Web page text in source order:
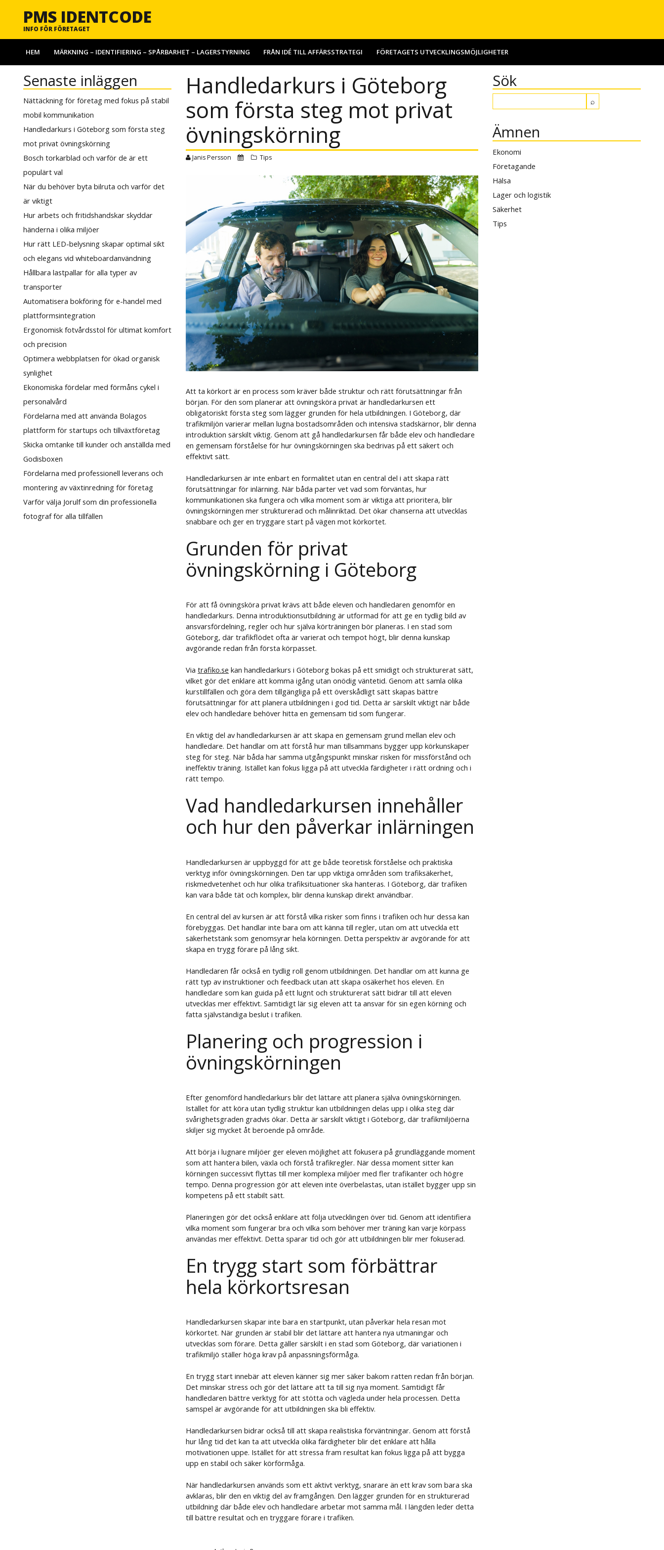
HEM MÄRKNING – IDENTIFIERING – SPÅRBARHET – LAGERSTYRNING FRÅN IDÉ TILL AFFÄRSSTRATEGI FÖRETAGETS UTVECKLINGSMÖJLIGHETER
PMS IDENTCODE
INFO FÖR FÖRETAGET
Senaste inläggen
Nättäckning för företag med fokus på stabil
mobil kommunikation
Handledarkurs i Göteborg som första steg
mot privat övningskörning
Bosch torkarblad och varför de är ett
populärt val
När du behöver byta bilruta och varför det
är viktigt
Hur arbets och fritidshandskar skyddar
händerna i olika miljöer
Hur rätt LED-belysning skapar optimal sikt
och elegans vid whiteboardanvändning
Hållbara lastpallar för alla typer av
transporter
Automatisera bokföring för e-handel med
plattformsintegration
Ergonomisk fotvårdsstol för ultimat komfort
och precision
Optimera webbplatsen för ökad organisk
synlighet
Ekonomiska fördelar med förmåns cykel i
personalvård
Fördelarna med att använda Bolagos
plattform för startups och tillväxtföretag
Skicka omtanke till kunder och anställda med
Godisboxen
Fördelarna med professionell leverans och
montering av växtinredning för företag
Varför välja Jorulf som din professionella
fotograf för alla tillfällen
Handledarkurs i Göteborg
som första steg mot privat
övningskörning
Janis Persson Tips
Att ta körkort är en process som kräver både struktur och rätt förutsättningar från
början. För den som planerar att övningsköra privat är handledarkursen ett
obligatoriskt första steg som lägger grunden för hela utbildningen. I Göteborg, där
trafikmiljön varierar mellan lugna bostadsområden och intensiva stadskärnor, blir denna
introduktion särskilt viktig. Genom att gå handledarkursen får både elev och handledare
en gemensam förståelse för hur övningskörningen ska bedrivas på ett säkert och
effektivt sätt.
Handledarkursen är inte enbart en formalitet utan en central del i att skapa rätt
förutsättningar för inlärning. När båda parter vet vad som förväntas, hur
kommunikationen ska fungera och vilka moment som är viktiga att prioritera, blir
övningskörningen mer strukturerad och målinriktad. Det ökar chanserna att utvecklas
snabbare och ger en tryggare start på vägen mot körkortet.
Grunden för privat
övningskörning i Göteborg
För att få övningsköra privat krävs att både eleven och handledaren genomför en
handledarkurs. Denna introduktionsutbildning är utformad för att ge en tydlig bild av
ansvarsfördelning, regler och hur själva körträningen bör planeras. I en stad som
Göteborg, där trafikflödet ofta är varierat och tempot högt, blir denna kunskap
avgörande redan från första körpasset.
Via trafiko.se kan handledarkurs i Göteborg bokas på ett smidigt och strukturerat sätt,
vilket gör det enklare att komma igång utan onödig väntetid. Genom att samla olika
kurstillfällen och göra dem tillgängliga på ett överskådligt sätt skapas bättre
förutsättningar för att planera utbildningen i god tid. Detta är särskilt viktigt när både
elev och handledare behöver hitta en gemensam tid som fungerar.
En viktig del av handledarkursen är att skapa en gemensam grund mellan elev och
handledare. Det handlar om att förstå hur man tillsammans bygger upp körkunskaper
steg för steg. När båda har samma utgångspunkt minskar risken för missförstånd och
ineffektiv träning. Istället kan fokus ligga på att utveckla färdigheter i rätt ordning och i
rätt tempo.
Vad handledarkursen innehåller
och hur den påverkar inlärningen
Handledarkursen är uppbyggd för att ge både teoretisk förståelse och praktiska
verktyg inför övningskörningen. Den tar upp viktiga områden som trafiksäkerhet,
riskmedvetenhet och hur olika trafiksituationer ska hanteras. I Göteborg, där trafiken
kan vara både tät och komplex, blir denna kunskap direkt användbar.
En central del av kursen är att förstå vilka risker som finns i trafiken och hur dessa kan
förebyggas. Det handlar inte bara om att känna till regler, utan om att utveckla ett
säkerhetstänk som genomsyrar hela körningen. Detta perspektiv är avgörande för att
skapa en trygg förare på lång sikt.
Handledaren får också en tydlig roll genom utbildningen. Det handlar om att kunna ge
rätt typ av instruktioner och feedback utan att skapa osäkerhet hos eleven. En
handledare som kan guida på ett lugnt och strukturerat sätt bidrar till att eleven
utvecklas mer effektivt. Samtidigt lär sig eleven att ta ansvar för sin egen körning och
fatta självständiga beslut i trafiken.
Planering och progression i
övningskörningen
Efter genomförd handledarkurs blir det lättare att planera själva övningskörningen.
Istället för att köra utan tydlig struktur kan utbildningen delas upp i olika steg där
svårighetsgraden gradvis ökar. Detta är särskilt viktigt i Göteborg, där trafikmiljöerna
skiljer sig mycket åt beroende på område.
Att börja i lugnare miljöer ger eleven möjlighet att fokusera på grundläggande moment
som att hantera bilen, växla och förstå trafikregler. När dessa moment sitter kan
körningen successivt flyttas till mer komplexa miljöer med fler trafikanter och högre
tempo. Denna progression gör att eleven inte överbelastas, utan istället bygger upp sin
kompetens på ett stabilt sätt.
Planeringen gör det också enklare att följa utvecklingen över tid. Genom att identifiera
vilka moment som fungerar bra och vilka som behöver mer träning kan varje körpass
användas mer effektivt. Detta sparar tid och gör att utbildningen blir mer fokuserad.
En trygg start som förbättrar
hela körkortsresan
Handledarkursen skapar inte bara en startpunkt, utan påverkar hela resan mot
körkortet. När grunden är stabil blir det lättare att hantera nya utmaningar och
utvecklas som förare. Detta gäller särskilt i en stad som Göteborg, där variationen i
trafikmiljö ställer höga krav på anpassningsförmåga.
En trygg start innebär att eleven känner sig mer säker bakom ratten redan från början.
Det minskar stress och gör det lättare att ta till sig nya moment. Samtidigt får
handledaren bättre verktyg för att stötta och vägleda under hela processen. Detta
samspel är avgörande för att utbildningen ska bli effektiv.
Handledarkursen bidrar också till att skapa realistiska förväntningar. Genom att förstå
hur lång tid det kan ta att utveckla olika färdigheter blir det enklare att hålla
motivationen uppe. Istället för att stressa fram resultat kan fokus ligga på att bygga
upp en stabil och säker körförmåga.
När handledarkursen används som ett aktivt verktyg, snarare än ett krav som bara ska
avklaras, blir den en viktig del av framgången. Den lägger grunden för en strukturerad
utbildning där både elev och handledare arbetar mot samma mål. I längden leder detta
till bättre resultat och en tryggare förare i trafiken.
Sök
Ämnen
Ekonomi
Företagande
Hälsa
Lager och logistik
Säkerhet
Tips